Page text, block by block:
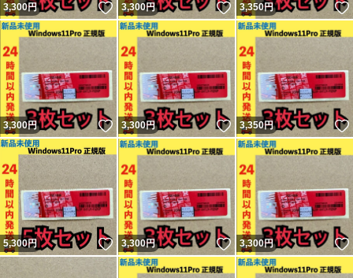
3,300円 いいね！
3,300円 いいね！
3,350円
3,300円 いいね！
3,300円 いいね！
3,350円
5,300円 いいね！
3,300円 いいね！
3,300円